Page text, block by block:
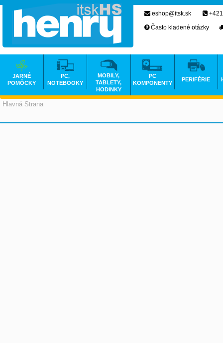
Hlavná Strana
eshop@itsk.sk
Často kladené otázky
JARNÉ
POMÔCKY
PC,
NOTEBOOKY
MOBILY,
TABLETY,
HODINKY
PC
KOMPONENTY
PERIFÉRIE